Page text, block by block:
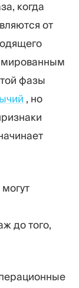
когда
от
фазы
, но
до того,